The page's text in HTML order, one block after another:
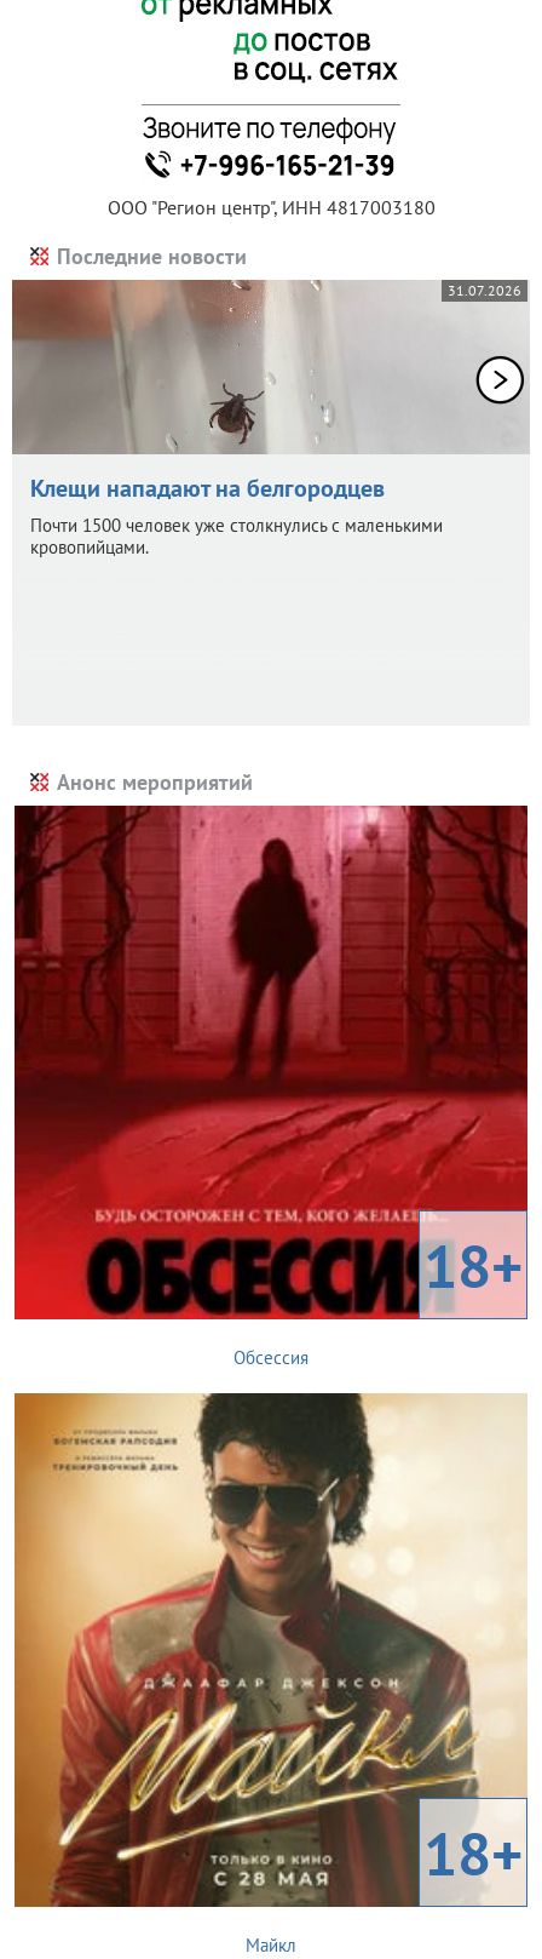
ООО "Регион центр", ИНН 4817003180
Последние новости
31.07.2026
Клещи нападают на белгородцев
Почти 1500 человек уже столкнулись с маленькими
кровопийцами.
Анонс мероприятий
18+
Обсессия
18+
Майкл